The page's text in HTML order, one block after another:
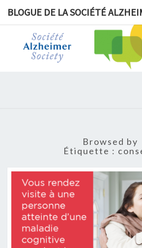
BLOGUE DE LA SOCIÉTÉ
Browsed by
Étiquette :